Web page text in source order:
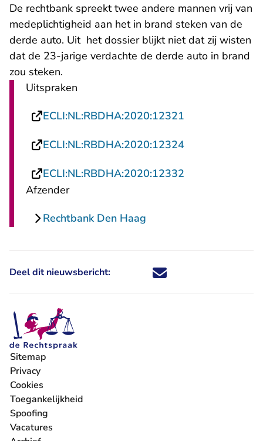
De rechtbank spreekt twee andere mannen vrij van
medeplichtigheid aan het in brand steken van de
derde auto. Uit het dossier blijkt niet dat zij wisten
dat de 23-jarige verdachte de derde auto in brand
zou steken.
Uitspraken
ECLI:NL:RBDHA:2020:12321
ECLI:NL:RBDHA:2020:12324- U verlaat
ECLI:NL:RBDHA:2020:12332
Afzender
Rechtbank Den Haag
Deel dit nieuwsbericht: Deel dit nieuwsbericht via X -
Deel dit nieuwsbericht via
Deel dit nieuwsbericht
Deel dit
Sitemap
Privacy
Cookies
Toegankelijkheid
Spoofing
Vacatures
- U verlaat Rechtspraak.nl